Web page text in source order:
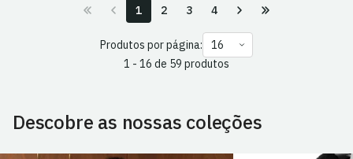
1 2 3 4
Produtos por página:
1 - 16 de 59 produtos
Descobre as nossas coleções